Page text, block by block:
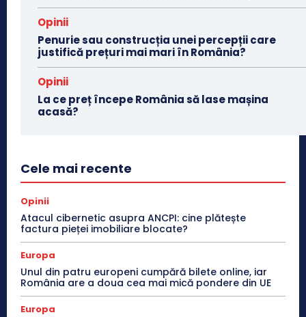
Opinii
Penurie sau construcția unei percepții care
justifică prețuri mai mari în România?
Opinii
La ce preț începe România să lase mașina
acasă?
Cele mai recente
Opinii
Atacul cibernetic asupra ANCPI: cine plătește
factura pieței imobiliare blocate?
Europa
Unul din patru europeni cumpără bilete online, iar
România are a doua cea mai mică pondere din UE
Europa